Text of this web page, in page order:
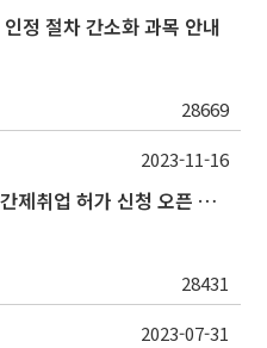
정 절차 간소화 과목 안내
28669
학생정보시스템 내 유학생 시간제취업 허가 신청 오픈 안내
28431
2023-11-16
2023-07-31